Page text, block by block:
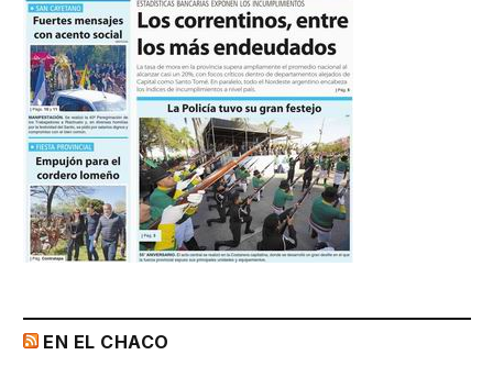
EN EL CHACO